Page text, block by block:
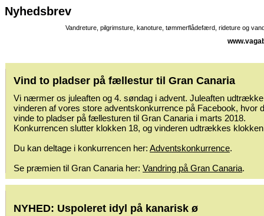
Nyhedsbrev
Vandreture, pilgrimsture, kanoture, tømmerflådefærd, rideture og
Vind to pladser på fællestur til Gran Canaria
Vi nærmer os juleaften og 4. søndag i advent. Juleaften
vinderen af vores store adventskonkurrence på Facebook, hvor
vinde to pladser på fællesturen til Gran Canaria i marts 2018.
Konkurrencen slutter klokken 18, og vinderen udtrækkes
Du kan deltage i konkurrencen her: Adventskonkurrence.
Se præmien til Gran Canaria her: Vandring på Gran Canaria.
NYHED: Uspoleret idyl på kanarisk ø